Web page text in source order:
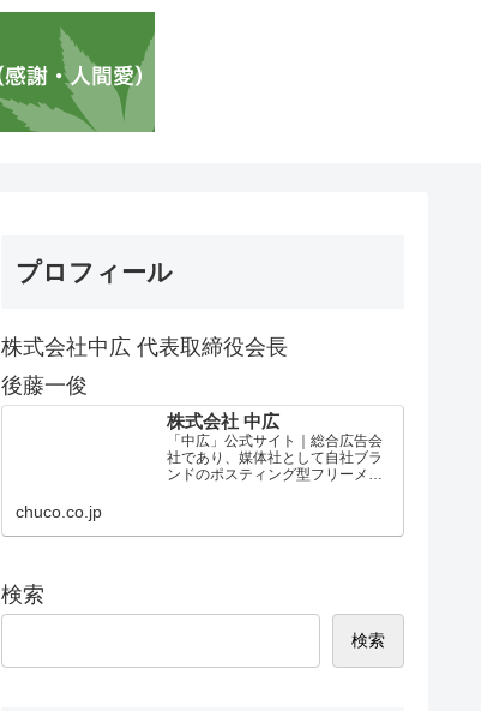
プロフィール
株式会社中広 代表取締役会長
後藤一俊
株式会社 中広
「中広」公式サイト｜総合広告会
社であり、媒体社として自社ブラ
ンドのポスティング型フリーメデ
chuco.co.jp
検索
検索